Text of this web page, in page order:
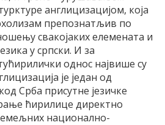
англицизацијом, која
препознатљив по
свакојаких елемената и
у српски. И за
однос највише су
је један од
Срба присутне језичке
ћирилице директно
национално-